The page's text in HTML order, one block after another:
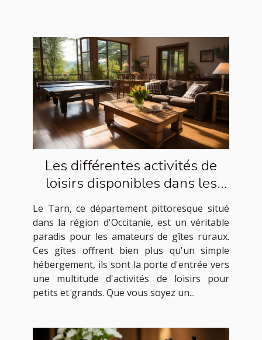
Les différentes activités de
loisirs disponibles dans les
gîtes ruraux du Tarn
Le Tarn, ce département pittoresque situé
dans la région d'Occitanie, est un véritable
paradis pour les amateurs de gîtes ruraux.
Ces gîtes offrent bien plus qu'un simple
hébergement, ils sont la porte d'entrée vers
une multitude d'activités de loisirs pour
petits et grands. Que vous soyez un...